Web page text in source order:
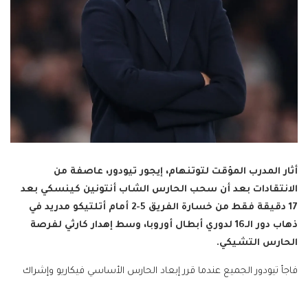
أثار المدرب المؤقت لتوتنهام، إيجور تيودور، عاصفة من
الانتقادات بعد أن سحب الحارس الشاب أنتونين كينسكي بعد
17 دقيقة فقط من خسارة الفريق 5-2 أمام أتلتيكو مدريد في
ذهاب دور الـ16 لدوري أبطال أوروبا، وسط إهدار كارثي لفرصة
الحارس التشيكي.
فاجأ تيودور الجميع عندما قرر إبعاد الحارس الأساسي فيكاريو وإشراك